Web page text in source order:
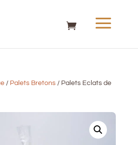
/ Palets Bretons/ Palets Eclats de